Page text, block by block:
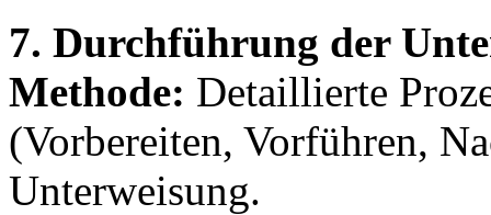
7. Durchführung der
Methode: Detaillierte
(Vorbereiten, Vorführen,
Unterweisung.